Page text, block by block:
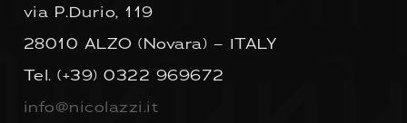
via P.Durio, 119
28010 ALZO (Novara) – ITALY
Tel.(+39) 0322 969672
info@nicolazzi.it